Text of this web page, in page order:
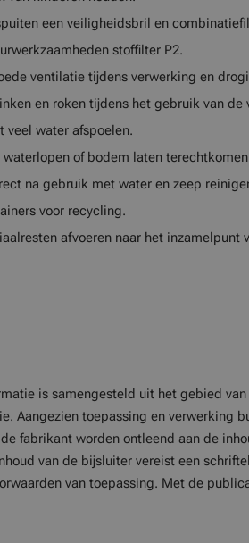
een veiligheidsbril en
stoffilter P2.
ventilatie tijdens verwerking en
en roken tijdens het gebruik van de
water afspoelen.
of bodem laten
na gebruik met water en zeep
voor recycling.
afvoeren naar het inzamelpunt
is samengesteld uit het gebied
Aangezien toepassing en verwerking
fabrikant worden ontleend aan de
van de bijsluiter vereist een
van toepassing. Met de